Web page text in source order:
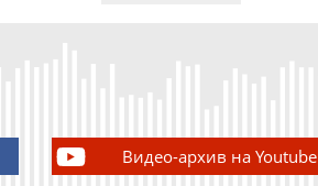
Видео-архив на Youtube